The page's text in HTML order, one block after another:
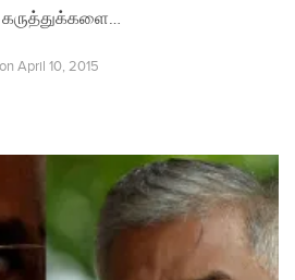
கருத்துக்களை…
on April 10, 2015